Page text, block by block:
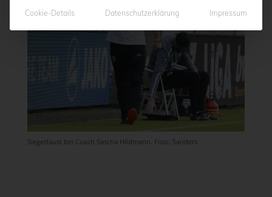
Siegerfaust bei Coach Sascha Hildmann. Foto: Sanders
Cookie-Details Datenschutzerklärung Impressum